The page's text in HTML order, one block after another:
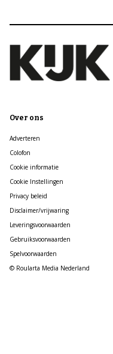
Over ons
Adverteren
Colofon
Cookie informatie
Cookie Instellingen
Privacy beleid
Disclaimer/vrijwaring
Leveringsvoorwaarden
Gebruiksvoorwaarden
Spelvoorwaarden
© Roularta Media Nederland